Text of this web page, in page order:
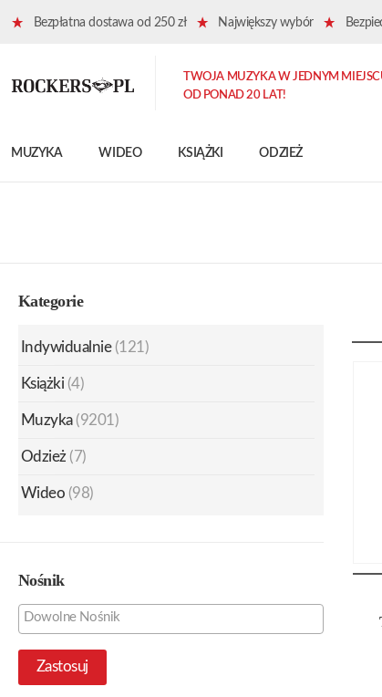
Bezpłatna dostawa od 250 zł Największy wybór
MUZYKA WIDEO KSIĄŻKI ODZIEŻ
TWOJA MUZYKA W JEDNYM
OD PONAD 20 LAT!
Kategorie
Indywidualnie (121)
Książki (4)
Muzyka (9201)
Odzież (7)
Wideo (98)
Nośnik
Zastosuj